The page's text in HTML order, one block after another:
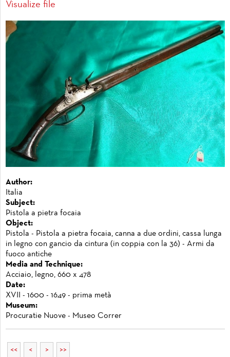
Visualize file
Author:
Italia
Subject:
Pistola a pietra focaia
Object:
Pistola - Pistola a pietra focaia, canna a due ordini, cassa lunga
in legno con gancio da cintura (in coppia con la 36) - Armi da
fuoco antiche
Media and Technique:
Acciaio, legno, 660 x 478
Date:
XVII - 1600 - 1649 - prima metà
Museum:
Procuratie Nuove - Museo Correr
<< < > >>